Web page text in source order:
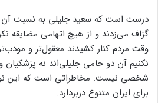
دیده‌اند.
درست است که سعید جلیلی به نسبت آن دو
گزاف می‌زدند و از هیچ اتهامی مضایقه
وقت مردم کنار کشیدند معقول‌تر و
نکنیم آن دو حامی جلیلی‌اند نه